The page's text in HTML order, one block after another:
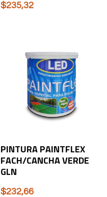
$235,32
PINTURA PAINTFLEX
FACH/CANCHA VERDE
GLN
$232,66